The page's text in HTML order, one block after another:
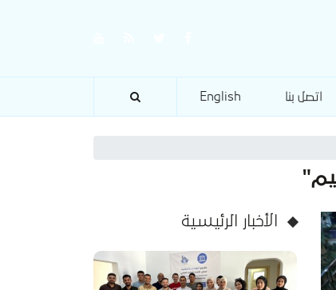
اتصل بنا English
الأخبار الرئيسية